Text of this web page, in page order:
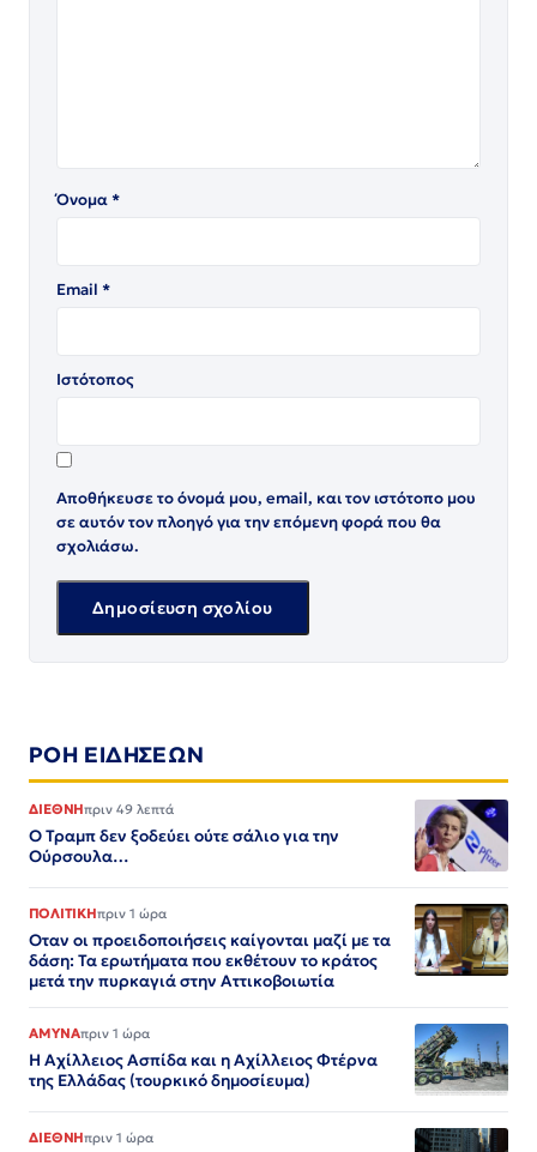
Όνομα*
Email *
Ιστότοπος
Αποθήκευσε το όνομά μου, email, και τον ιστότοπο μου
σε αυτόν τον πλοηγό για την επόμενη φορά που θα
σχολιάσω.
ΡΟΗ ΕΙΔΗΣΕΩΝ
ΔΙΕΘΝΗπριν 49 λεπτά
Ο Τραμπ δεν ξοδεύει ούτε σάλιο για την
Ούρσουλα…
ΠΟΛΙΤΙΚΗπριν 1 ώρα
Οταν οι προειδοποιήσεις καίγονται μαζί με τα
δάση: Τα ερωτήματα που εκθέτουν το κράτος
μετά την πυρκαγιά στην Αττικοβοιωτία
ΑΜΥΝΑπριν 1 ώρα
Η Αχίλλειος Ασπίδα και η Αχίλλειος Φτέρνα
της Ελλάδας (τουρκικό δημοσίευμα)
ΔΙΕΘΝΗπριν 1 ώρα